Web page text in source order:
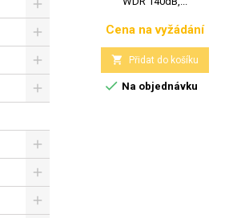
Cena
Cena na vyžádání
 Přidat do košíku
 Na objednávku